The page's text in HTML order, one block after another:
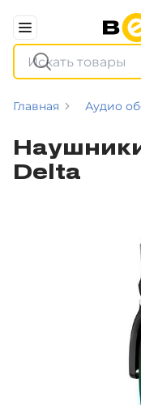
Главная Аудио
Delta